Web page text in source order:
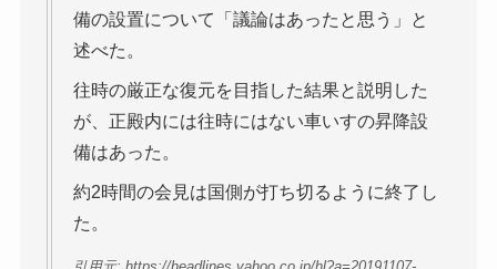
備の設置について「議論はあったと思う」と
述べた。
往時の厳正な復元を目指した結果と説明した
が、正殿内には往時にはない車いすの昇降設
備はあった。
約2時間の会見は国側が打ち切るように終了し
た。